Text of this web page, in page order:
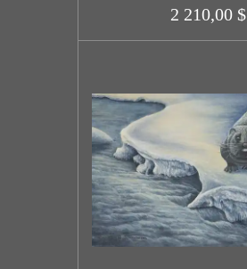
2 210,00 $